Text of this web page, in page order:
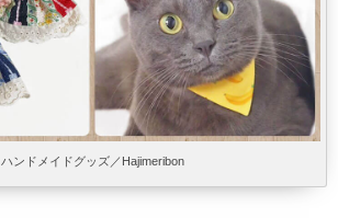
ハンドメイドグッズ／Hajimeribon